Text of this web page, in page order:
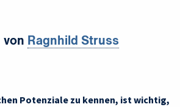
von Ragnhild Struss
Potenziale zu kennen, ist wichtig,